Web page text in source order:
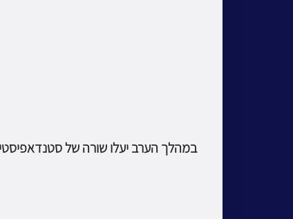
במהלך הערב יעלו שורה של